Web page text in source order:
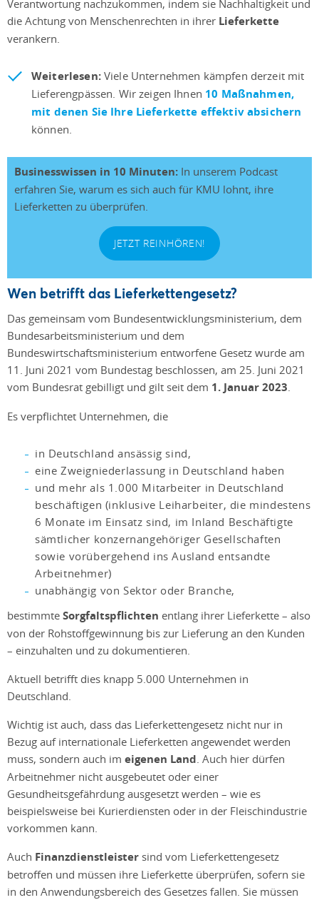
Verantwortung nachzukommen, indem sie Nachhaltigkeit und
die Achtung von Menschenrechten in ihrer Lieferkette
verankern.
Weiterlesen:Viele Unternehmen kämpfen derzeit mit
Lieferengpässen. Wir zeigen Ihnen 10 Maßnahmen,
mit denen Sie Ihre Lieferkette effektiv absichern
können.
Businesswissen in 10 Minuten: In unserem Podcast
erfahren Sie, warum es sich auch für KMU lohnt, ihre
Lieferketten zu überprüfen.
JETZT REINHÖREN!
Wen betrifft das Lieferkettengesetz?
Das gemeinsam vom Bundesentwicklungsministerium, dem
Bundesarbeitsministerium und dem
Bundeswirtschaftsministerium entworfene Gesetz wurde am
11. Juni 2021 vom Bundestag beschlossen, am 25. Juni 2021
vom Bundesrat gebilligt und gilt seit dem 1. Januar 2023
Es verpflichtet Unternehmen, die
in Deutschland ansässig sind,
eine Zweigniederlassung in Deutschland haben
und mehr als 1.000 Mitarbeiter in Deutschland
beschäftigen (inklusive Leiharbeiter, die mindestens
6 Monate im Einsatz sind, im Inland Beschäftigte
sämtlicher konzernangehöriger Gesellschaften
sowie vorübergehend ins Ausland entsandte
Arbeitnehmer)
unabhängig von Sektor oder Branche,
bestimmte Sorgfaltspflichten entlang ihrer Lieferkette – also
von der Rohstoffgewinnung bis zur Lieferung an den Kunden
– einzuhalten und zu dokumentieren.
Aktuell betrifft dies knapp 5.000 Unternehmen in
Deutschland.
Wichtig ist auch, dass das Lieferkettengesetz nicht nur in
Bezug auf internationale Lieferketten angewendet werden
muss, sondern auch im eigenen Land . Auch hier dürfen
Arbeitnehmer nicht ausgebeutet oder einer
Gesundheitsgefährdung ausgesetzt werden – wie es
beispielsweise bei Kurierdiensten oder in der Fleischindustrie
vorkommen kann.
Auch Finanzdienstleister sind vom Lieferkettengesetz
betroffen und müssen ihre Lieferkette überprüfen, sofern sie
in den Anwendungsbereich des Gesetzes fallen. Sie müssen